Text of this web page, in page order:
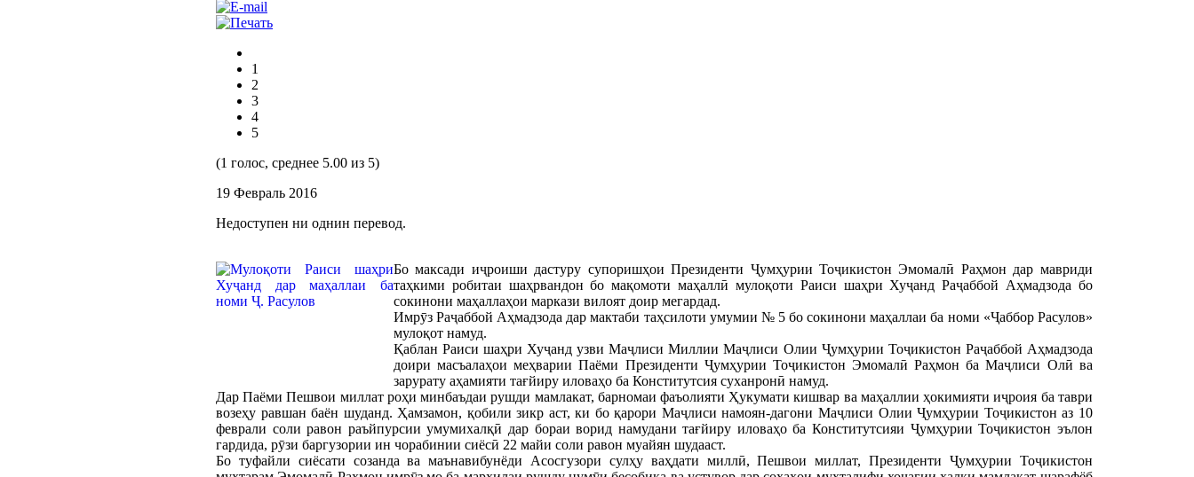
1
2
3
4
5
(1 голос, среднее 5.00 из 5)
19 Февраль 2016
Недоступен ни однин перевод.
Бо максади иҷроиши дастуру супоришҳои Президенти Ҷумҳурии Тоҷикистон Эмомалӣ Раҳмон дар мавриди
таҳкими робитаи шаҳрвандон бо мақомоти маҳаллӣ мулоқоти Раиси шаҳри Хуҷанд Раҷаббой Аҳмадзода бо
сокинони маҳаллаҳои маркази вилоят доир мегардад.
Имрӯз Раҷаббой Аҳмадзода дар мактаби таҳсилоти умумии № 5 бо сокинони маҳаллаи ба номи «Ҷаббор Расулов»
мулоқот намуд.
Қаблан Раиси шаҳри Хуҷанд узви Маҷлиси Миллии Маҷлиси Олии Ҷумҳурии Тоҷикистон Раҷаббой Аҳмадзода
доири масъалаҳои меҳварии Паёми Президенти Ҷумҳурии Тоҷикистон Эмомалӣ Раҳмон ба Маҷлиси Олӣ ва
зарурату аҳамияти тағйиру иловаҳо ба Конститутсия суханронӣ намуд.
Дар Паёми Пешвои миллат роҳи минбаъдаи рушди мамлакат, барномаи фаъолияти Ҳукумати кишвар ва маҳаллии ҳокимияти иҷроия ба таври
возеҳу равшан баён шуданд. Ҳамзамон, қобили зикр аст, ки бо қарори Маҷлиси намоян-дагони Маҷлиси Олии Ҷумҳурии Тоҷикистон аз 10
феврали соли равон раъйпурсии умумихалқӣ дар бораи ворид намудани тағйиру иловаҳо ба Конститутсияи Ҷумҳурии Тоҷикистон эълон
гардида, рӯзи баргузории ин чорабинии сиёсӣ 22 майи соли равон муайян шудааст.
Бо туфайли сиёсати созанда ва маънавибунёди Асосгузори сулҳу ваҳдати миллӣ, Пешвои миллат, Президенти Ҷумҳурии Тоҷикистон